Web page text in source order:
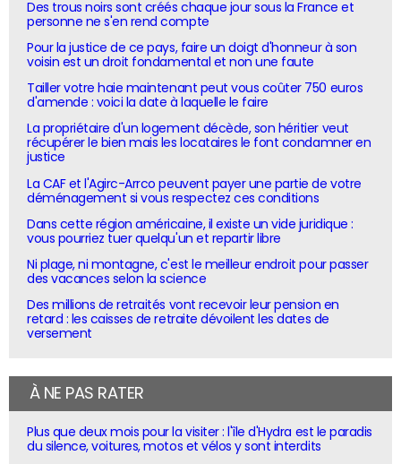
Des trous noirs sont créés chaque jour sous la France et
personne ne s'en rend compte
Pour la justice de ce pays, faire un doigt d'honneur à son
voisin est un droit fondamental et non une faute
Tailler votre haie maintenant peut vous coûter 750 euros
d'amende : voici la date à laquelle le faire
La propriétaire d'un logement décède, son héritier veut
récupérer le bien mais les locataires le font condamner en
justice
La CAF et l'Agirc-Arrco peuvent payer une partie de votre
déménagement si vous respectez ces conditions
Dans cette région américaine, il existe un vide juridique :
vous pourriez tuer quelqu'un et repartir libre
Ni plage, ni montagne, c'est le meilleur endroit pour passer
des vacances selon la science
Des millions de retraités vont recevoir leur pension en
retard : les caisses de retraite dévoilent les dates de
versement
À NE PAS RATER
Plus que deux mois pour la visiter : l'île d'Hydra est le paradis
du silence, voitures, motos et vélos y sont interdits